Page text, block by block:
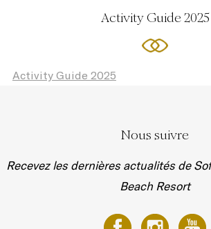
Activity Guide 2025
Activity Guide 2025
Nous suivre
Recevez les dernières actualités de
Beach Resort